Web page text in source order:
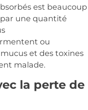
est beaucoup
une quantité
ou
et des toxines
malade.
la perte de